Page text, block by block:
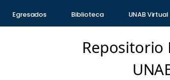
Egresados Biblioteca UNAB Virtual
Repositorio